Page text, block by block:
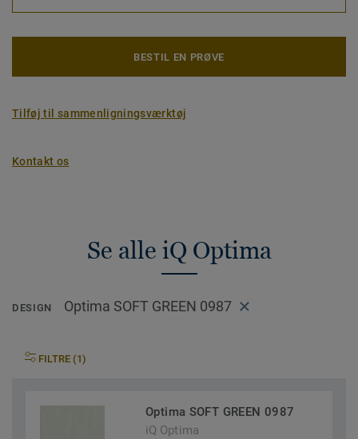
BESTIL EN PRØVE
Tilføj til sammenligningsværktøj
Kontakt os
Se alle iQ Optima
DESIGN Optima SOFT GREEN 0987
FILTRE (1)
Optima SOFT GREEN 0987
iQ Optima